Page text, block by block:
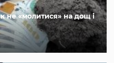
не «молитися» на дощ і